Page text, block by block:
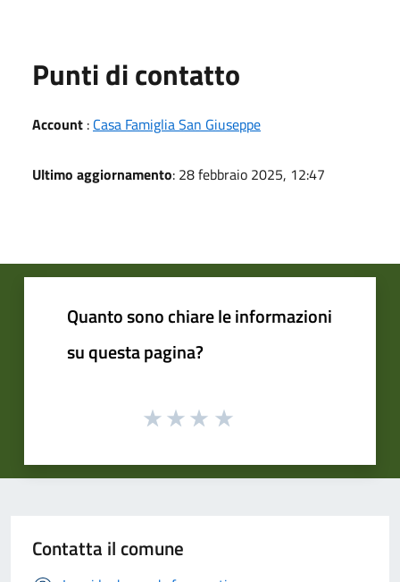
Punti di contatto
Account : Casa Famiglia San Giuseppe
Ultimo aggiornamento: 28 febbraio 2025, 12:47
Quanto sono chiare le informazioni
su questa pagina?
Contatta il comune